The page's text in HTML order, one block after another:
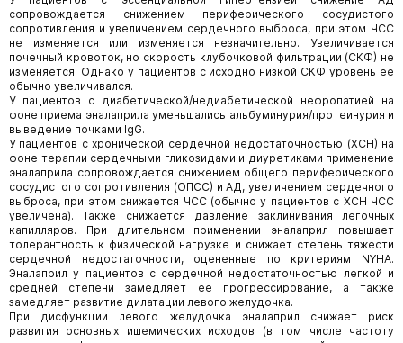
сопровождается снижением периферического сосудистого
сопротивления и увеличением сердечного выброса, при этом ЧСС
не изменяется или изменяется незначительно. Увеличивается
почечный кровоток, но скорость клубочковой фильтрации (СКФ) не
изменяется. Однако у пациентов с исходно низкой СКФ уровень ее
обычно увеличивался.
У пациентов с диабетической/недиабетической нефропатией на
фоне приема эналаприла уменьшались альбуминурия/протеинурия и
выведение почками IgG.
У пациентов с хронической сердечной недостаточностью (ХСН) на
фоне терапии сердечными гликозидами и диуретиками применение
эналаприла сопровождается снижением общего периферического
сосудистого сопротивления (ОПСС) и АД, увеличением сердечного
выброса, при этом снижается ЧСС (обычно у пациентов с ХСН ЧСС
увеличена). Также снижается давление заклинивания легочных
капилляров. При длительном применении эналаприл повышает
толерантность к физической нагрузке и снижает степень тяжести
сердечной недостаточности, оцененные по критериям NYHA.
Эналаприл у пациентов с сердечной недостаточностью легкой и
средней степени замедляет ее прогрессирование, а также
замедляет развитие дилатации левого желудочка.
При дисфункции левого желудочка эналаприл снижает риск
развития основных ишемических исходов (в том числе частоту